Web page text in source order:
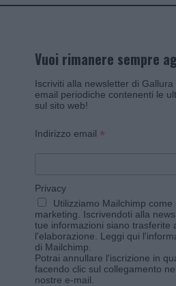
Vuoi rimanere sempre
Iscriviti alla newsletter di
email periodiche contenenti le
sul sito web!
Indirizzo email *
Privacy
Utilizziamo Mailchimp come
marketing. Iscrivendoti alla
tue informazioni siano trasferite
l'elaborazione. Leggi qui
di Mailchimp
Potrai annullare l'iscrizione in
facendo clic sul collegamento
nostre e-mail.